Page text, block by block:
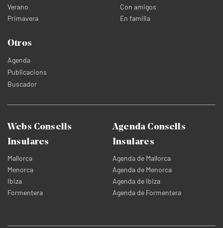
Verano
Primavera
Con amigos
En familia
Otros
Agenda
Publicacions
Buscador
Webs Consells
Insulares
Mallorca
Menorca
Ibiza
Formentera
Agenda Consells
Insulares
Agenda de Mallorca
Agenda de Menorca
Agenda de Ibiza
Agenda de Formentera